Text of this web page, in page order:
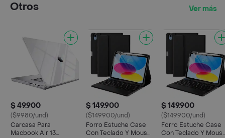
Otros Ver más
$ 49.900
($9980/und)
Carcasa Para
Macbook Air 13
$ 149.900
($149900/und)
Forro Estuche Case
Con Teclado Y Mouse
$ 149.900
($149900/und)
Forro Estuche Case
Con Teclado Y